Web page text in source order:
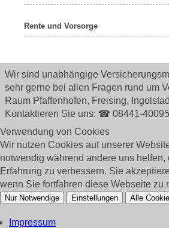
Rente und Vorsorge
Wir sind unabhängige
sehr gerne bei allen Fragen rund um
Raum Pfaffenhofen, Freising,
Kontaktieren Sie uns: ☎ 08441-
Verwendung von Cookies
Wir nutzen Cookies auf unserer
notwendig während andere uns helfen,
Erfahrung zu verbessern. Sie
wenn Sie fortfahren diese Webseite zu
Nur Notwendige Einstellungen Alle
Impressum